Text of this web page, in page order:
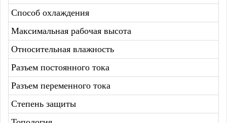
Способ охлаждения
Максимальная рабочая высота
Относительная влажность
Разъем постоянного тока
Разъем переменного тока
Степень защиты